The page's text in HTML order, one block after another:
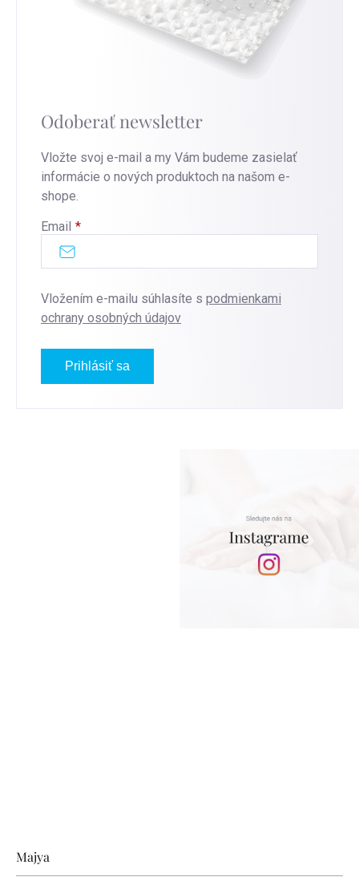
Odoberať newsletter
Vložte svoj e-mail a my Vám budeme zasielať
informácie o nových produktoch na našom e-
shope.
Email
Vložením e-mailu súhlasíte s podmienkami
ochrany osobných údajov
Prihlásiť sa
Zápätie
Majya